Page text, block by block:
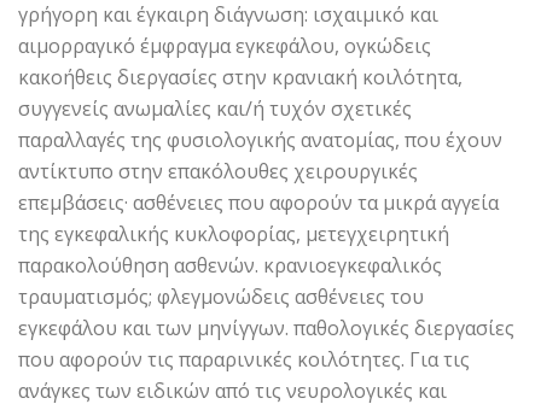
γρήγορη και έγκαιρη διάγνωση: ισχαιμικό και
αιμορραγικό έμφραγμα εγκεφάλου, ογκώδεις
κακοήθεις διεργασίες στην κρανιακή κοιλότητα,
συγγενείς ανωμαλίες και/ή τυχόν σχετικές
παραλλαγές της φυσιολογικής ανατομίας, που έχουν
αντίκτυπο στην επακόλουθες χειρουργικές
επεμβάσεις· ασθένειες που αφορούν τα μικρά αγγεία
της εγκεφαλικής κυκλοφορίας, μετεγχειρητική
παρακολούθηση ασθενών. κρανιοεγκεφαλικός
τραυματισμός; φλεγμονώδεις ασθένειες του
εγκεφάλου και των μηνίγγων. παθολογικές διεργασίες
που αφορούν τις παραρινικές κοιλότητες. Για τις
ανάγκες των ειδικών από τις νευρολογικές και